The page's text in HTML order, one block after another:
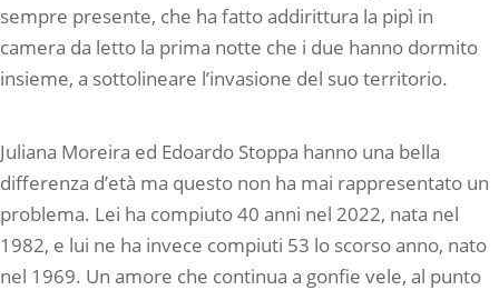
sempre presente, che ha fatto addirittura la pipì in
camera da letto la prima notte che i due hanno dormito
insieme, a sottolineare l’invasione del suo territorio.
Juliana Moreira ed Edoardo Stoppa hanno una bella
differenza d’età ma questo non ha mai rappresentato un
problema. Lei ha compiuto 40 anni nel 2022, nata nel
1982, e lui ne ha invece compiuti 53 lo scorso anno, nato
nel 1969. Un amore che continua a gonfie vele, al punto